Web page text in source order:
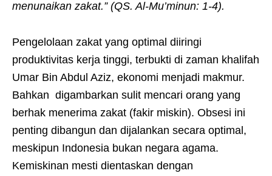
menunaikan zakat.” (QS. Al-Mu’minun: 1-4).
Pengelolaan zakat yang optimal diiringi
produktivitas kerja tinggi, terbukti di zaman khalifah
Umar Bin Abdul Aziz, ekonomi menjadi makmur.
Bahkan digambarkan sulit mencari orang yang
berhak menerima zakat (fakir miskin). Obsesi ini
penting dibangun dan dijalankan secara optimal,
meskipun Indonesia bukan negara agama.
Kemiskinan mesti dientaskan dengan